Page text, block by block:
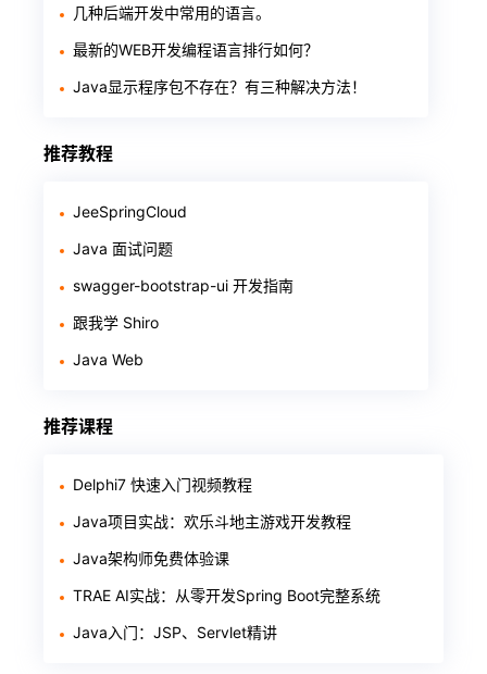
几种后端开发中常用的语言。
最新的WEB开发编程语言排行如何？
Java显示程序包不存在？有三种解决方法！
推荐教程
JeeSpringCloud
Java 面试问题
swagger-bootstrap-ui 开发指南
跟我学 Shiro
Java Web
推荐课程
Delphi7 快速入门视频教程
Java项目实战：欢乐斗地主游戏开发教程
Java架构师免费体验课
TRAE AI实战：从零开发Spring Boot完整系统
Java入门：JSP、Servlet精讲